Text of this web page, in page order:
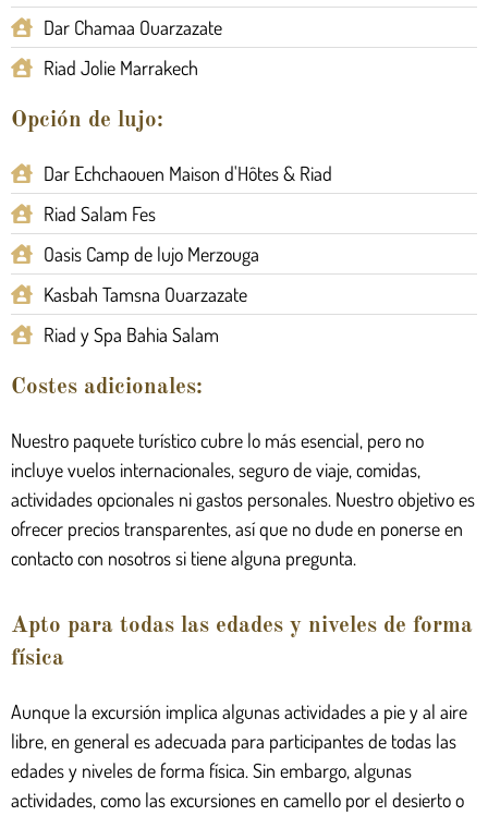
Dar Chamaa Ouarzazate
Riad Jolie Marrakech
Opción de lujo:
Dar Echchaouen Maison d'Hôtes & Riad
Riad Salam Fes
Oasis Camp de lujo Merzouga
Kasbah Tamsna Ouarzazate
Riad y Spa Bahia Salam
Costes adicionales:
Nuestro paquete turístico cubre lo más esencial, pero no
incluye vuelos internacionales, seguro de viaje, comidas,
actividades opcionales ni gastos personales. Nuestro objetivo es
ofrecer precios transparentes, así que no dude en ponerse en
contacto con nosotros si tiene alguna pregunta.
Apto para todas las edades y niveles de forma
física
Aunque la excursión implica algunas actividades a pie y al aire
libre, en general es adecuada para participantes de todas las
edades y niveles de forma física. Sin embargo, algunas
actividades, como las excursiones en camello por el desierto o